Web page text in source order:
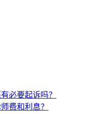
必要起诉吗？
费和利息？